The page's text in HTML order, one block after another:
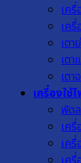
เค
เค
เตา
เต
เตา
เครื่องใช้
พัด
เค
เค